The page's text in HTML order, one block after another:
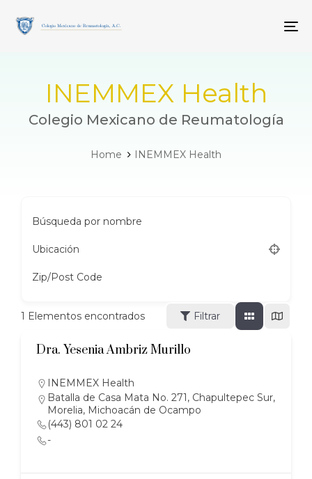
links
primary
INEMMEX Health
Colegio Mexicano de Reumatología
Home INEMMEX Health
Búsqueda por nombre
Ubicación
Zip/Post Code
1 Elementos encontrados Filtrar
Dra. Yesenia Ambriz Murillo
INEMMEX Health
Batalla de Casa Mata No. 271, Chapultepec Sur,
Morelia, Michoacán de Ocampo
(443) 801 02 24
-